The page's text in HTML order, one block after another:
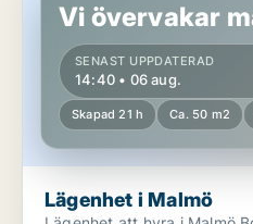
Vi övervakar
SENAST UPPDATERAD
14:40 • 06 aug.
Skapad 21 h Ca. 50 m2
Lägenhet i Malmö